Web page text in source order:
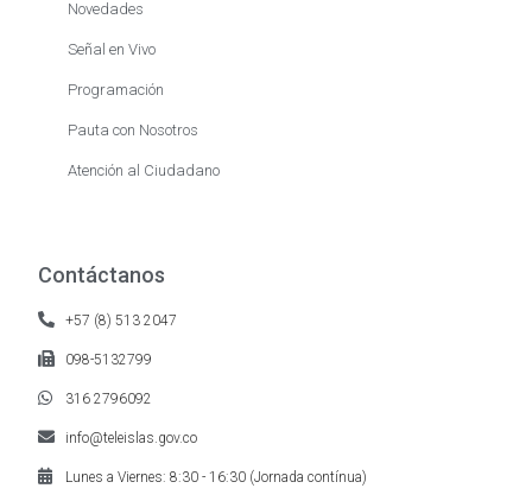
Novedades
Señal en Vivo
Programación
Pauta con Nosotros
Atención al Ciudadano
Contáctanos
+57 (8) 513 2047
098-5132799
316 2796092
info@teleislas.gov.co
Lunes a Viernes: 8:30 - 16:30 (Jornada contínua)